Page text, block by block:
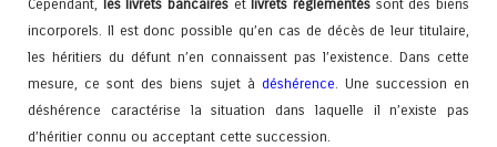
Cependant, les livrets bancaires etlivrets réglementés sont des biens
incorporels. Il est donc possible qu’en cas de décès de leur titulaire,
les héritiers du défunt n’en connaissent pas l’existence. Dans cette
mesure, ce sont des biens sujet à déshérence. Une succession en
déshérence caractérise la situation dans laquelle il n’existe pas
d’héritier connu ou acceptant cette succession.